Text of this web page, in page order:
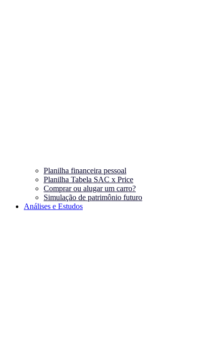
Planilha financeira pessoal
Planilha Tabela SAC x Price
Comprar ou alugar um carro?
Simulação de patrimônio futuro
Análises e Estudos